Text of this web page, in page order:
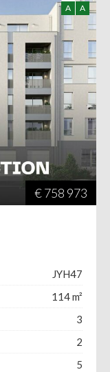
€ 758 973
A A
JYH47
114m²
3
2
5